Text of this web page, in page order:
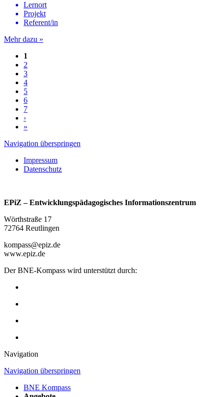
Lernort
Projekt
Referent/in
Mehr dazu »
1
2
3
4
5
6
7
›
»
Navigation überspringen
Impressum
Datenschutz
EPiZ – Entwicklungspädagogisches Informationszentrum
Wörthstraße 17
72764 Reutlingen
kompass@epiz.de
www.epiz.de
Der BNE-Kompass wird unterstützt durch:
Navigation
Navigation überspringen
BNE Kompass